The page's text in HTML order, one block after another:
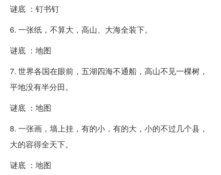
谜底 ：钉书钉
6. 一张纸，不算大，高山、大海全装下。
谜底 ：地图
7. 世界各国在眼前，五湖四海不通船，高山不见一棵树，
平地没有半分田。
谜底 ：地图
8. 一张画，墙上挂，有的小，有的大，小的不过几个县，
大的容得全天下。
谜底 ：地图